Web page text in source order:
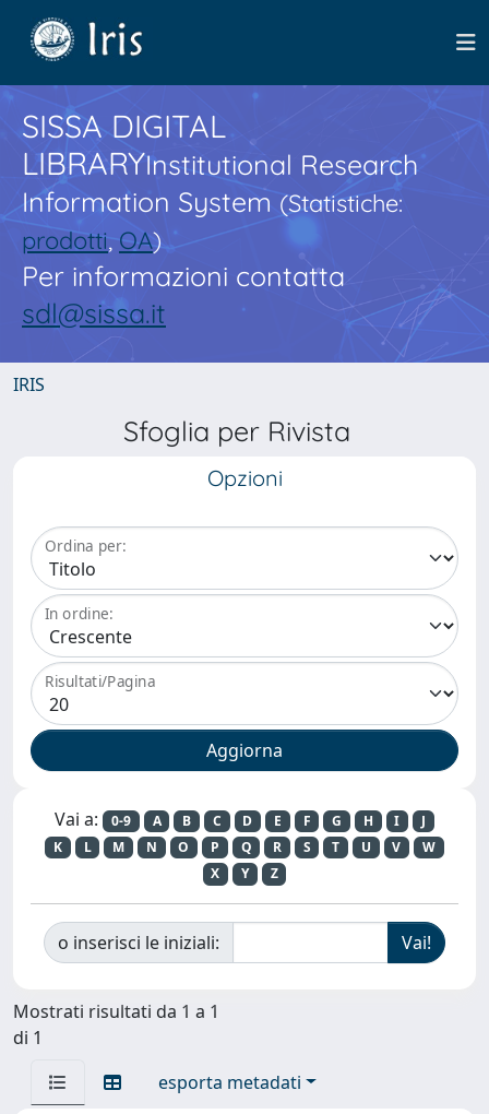
SISSA DIGITAL
LIBRARYInstitutional Research
Information System(Statistiche:
prodotti,OA)
Per informazioni contatta
sdl@sissa.it
IRIS
Sfoglia per Rivista
Opzioni
Ordina per:
In ordine:
Risultati/Pagina
Vai a: 0-9 A B C D E F G H I
J
K
L M N O P Q R S T U V
W
X
Y Z
o inserisci le iniziali:
Mostrati risultati da 1 a 1
di 1
esporta metadati